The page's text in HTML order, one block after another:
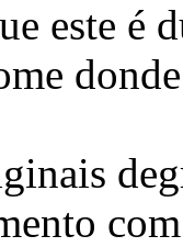
este é